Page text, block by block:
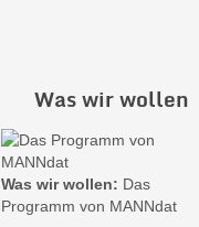
Was wir wollen
Was wir wollen: Das
Programm von MANNdat